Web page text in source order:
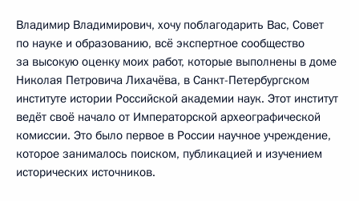
Владимир Владимирович, хочу поблагодарить Вас, Совет
по науке и образованию, всё экспертное сообщество
за высокую оценку моих работ, которые выполнены в доме
Николая Петровича Лихачёва, в Санкт-Петербургском
институте истории Российской академии наук. Этот институт
ведёт своё начало от Императорской археографической
комиссии. Это было первое в России научное учреждение,
которое занималось поиском, публикацией и изучением
исторических источников.